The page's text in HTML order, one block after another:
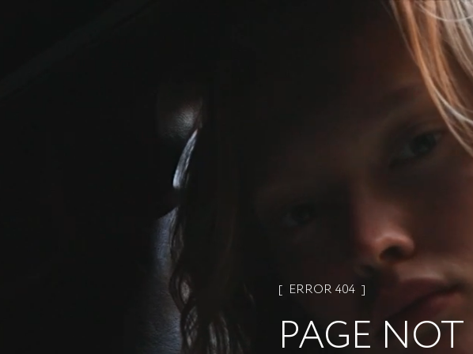
ERROR 404
PAGE